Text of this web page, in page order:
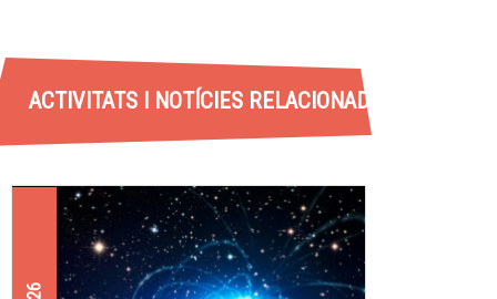
ACTIVITATS I NOTÍCIES RELACIONADES